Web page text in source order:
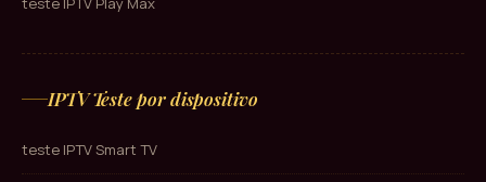
IPTV Teste por dispositivo
teste IPTV Smart TV